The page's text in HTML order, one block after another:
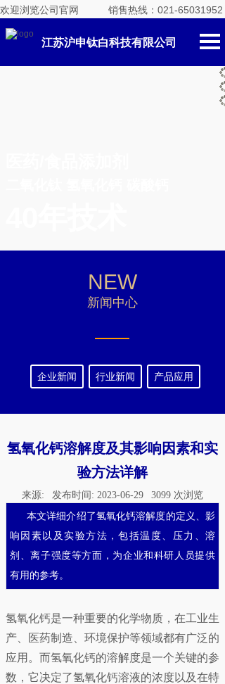
销售热线：021-65031952
欢迎浏览公司官网
江苏沪申钛白科技有限公司
NEW
新闻中心
企业新闻 行业新闻 产品应用
氢氧化钙溶解度及其影响因素和实
验方法详解
来源: 发布时间: 2023-06-29 3099 次浏览
本文详细介绍了氢氧化钙溶解度的定义、影
响因素以及实验方法，包括温度、压力、溶
剂、离子强度等方面，为企业和科研人员提供
有用的参考。
氢氧化钙是一种重要的化学物质，在工业生
产、医药制造、环境保护等领域都有广泛的
应用。而氢氧化钙的溶解度是一个关键的参
数，它决定了氢氧化钙溶液的浓度以及在特